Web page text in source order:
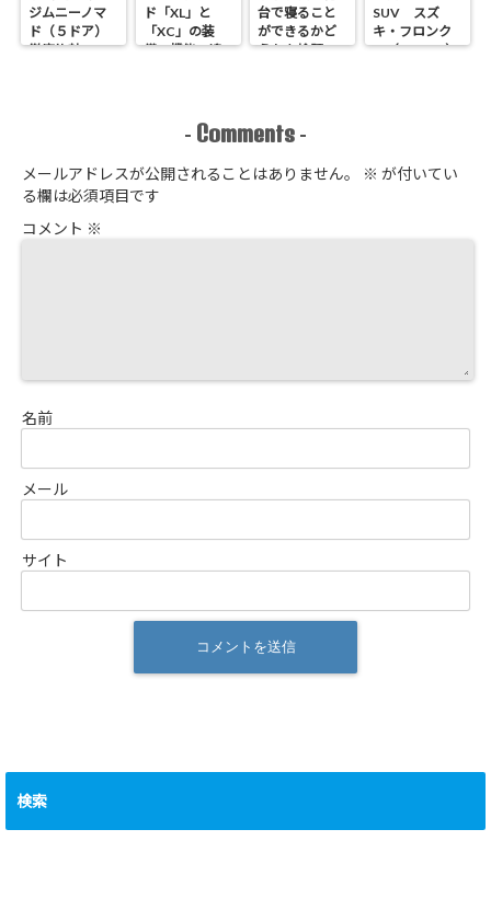
ジムニーノマ
ド（５ドア）
徹底比較
ド「XL」と
「XC」の装
備・機能の違
台で寝ること
ができるかど
うかを検証
SUV スズ
キ・フロンク
ス（FRONX）
- Comments -
メールアドレスが公開されることはありません。 ※ が付いてい
る欄は必須項目です
コメント ※
名前
メール
サイト
検索